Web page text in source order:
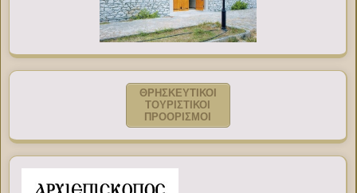
ΘΡΗΣΚΕΥΤΙΚΟΙ
ΤΟΥΡΙΣΤΙΚΟΙ
ΠΡΟΟΡΙΣΜΟΙ